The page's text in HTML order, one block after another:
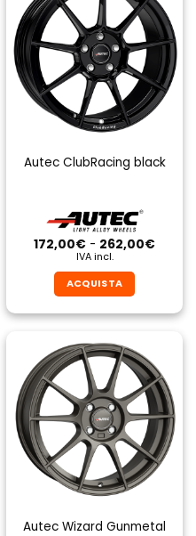
Autec ClubRacing black
172,00€ - 262,00€Fascia
IVA incl.
ACQUISTA
prodotto
ha
più
varianti.
Le
opzioni
possono
essere
scelte
nella
del
Autec Wizard Gunmetal